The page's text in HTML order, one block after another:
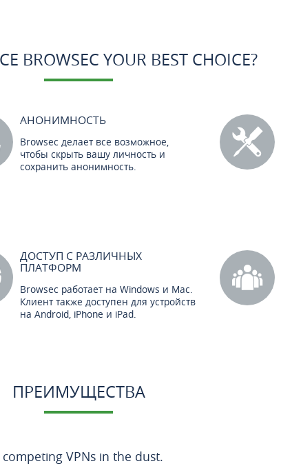
BROWSEC YOUR BEST CHOICE?
АНОНИМНОСТЬ
Browsec делает все возможное,
чтобы скрыть вашу личность и
сохранить анонимность.
ДОСТУП С РАЗЛИЧНЫХ
ПЛАТФОРМ
Browsec работает на Windows и Mac.
Клиент также доступен для устройств
на Android, iPhone и iPad.
ПРЕИМУЩЕСТВА
VPNs in the dust.